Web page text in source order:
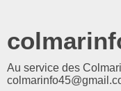
Au service des